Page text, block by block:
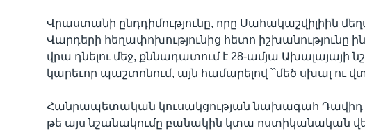
Վրաստանի ընդդիմությունը, որը Սահակաշվիլիին
Վարդերի հեղափոխությունից հետո իշխանությունը
վրա դնելու մեջ, քննադատում է 28-ամյա Ախալայայի
կարեւոր պաշտոնում, այն համարելով ՝՝մեծ սխալ ու
Հանրապետական կուսակցության նախագահ Դավիդ
թե այս նշանակումը բանակին կտա ոստիկանական